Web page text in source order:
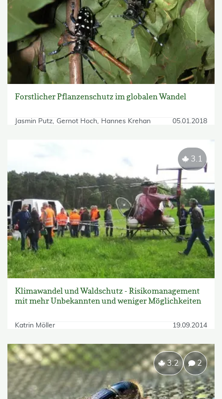
Forstlicher Pflanzenschutz im globalen Wandel
Jasmin Putz Gernot Hoch Hannes Krehan 05.01.2018
Klimawandel und Waldschutz - Risikomanagement
mit mehr Unbekannten und weniger Möglichkeiten
Katrin Möller 19.09.2014
3.1
3.2 2